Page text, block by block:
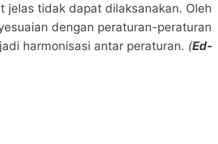
tidak dapat dilaksanakan. Oleh
dengan peraturan-peraturan
harmonisasi antar peraturan. (Ed-